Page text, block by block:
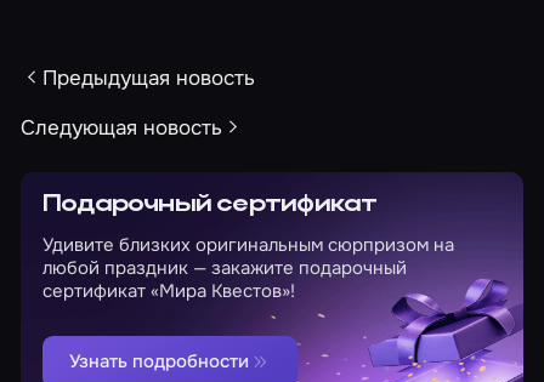
Предыдущая новость
Следующая новость
Подарочный сертификат
Удивите близких оригинальным сюрпризом на
любой праздник — закажите подарочный
сертификат «Мира Квестов»!
Узнать подробности